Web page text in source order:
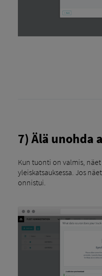
7) Älä unohda
Kun tuonti on valmis,
yleiskatsauksessa. Jos
onnistui.